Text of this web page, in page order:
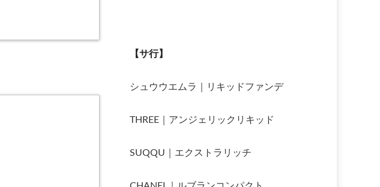
【サ行】
シュウウエムラ｜リキッドファンデ
THREE｜アンジェリックリキッド
SUQQU｜エクストラリッチ